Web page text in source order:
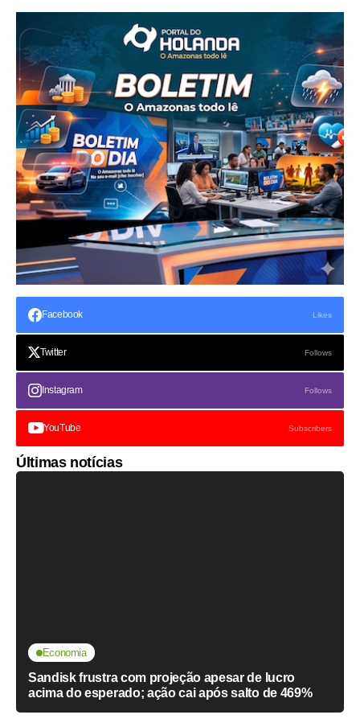
Facebook Likes
Twitter Follows
Instagram Follows
YouTube Subscribers
Últimas notícias
Economia
Sandisk frustra com projeção apesar de lucro
acima do esperado; ação cai após salto de 469%